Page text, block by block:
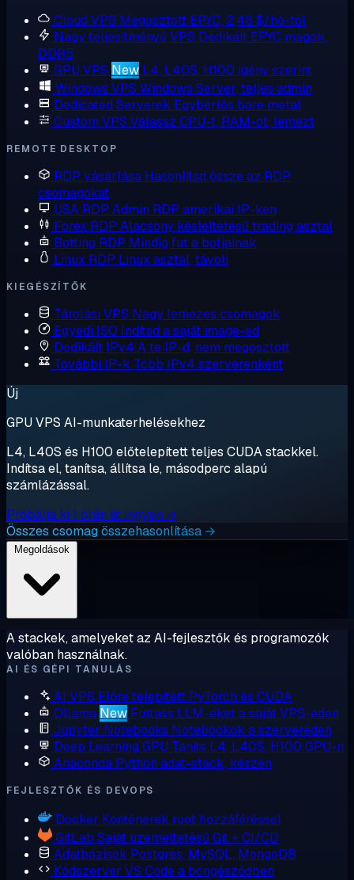
Cloud VPS Megosztott EPYC, 2,48 $/hó-tól
Nagy teljesítményű VPS Dedikált EPYC magok,
DDR5
GPU VPS New L4, L40S, H100 igény szerint
Windows VPS Windows Server, teljes admin
Dedicated Serverek Egybérlős bare metal
Custom VPS Válassz CPU-t, RAM-ot, lemezt
REMOTE DESKTOP
RDP vásárlása Hasonlítsd össze az RDP
csomagokat
USA RDP Admin RDP amerikai IP-ken
Forex RDP Alacsony késleltetésű trading asztal
Botting RDP Mindig fut a botjainak
Linux RDP Linux asztal, távoli
KIEGÉSZÍTŐK
Tárolási VPS Nagy lemezes csomagok
Egyedi ISO Indítsd a saját image-ed
Dedikált IPv4 A te IP-d, nem megosztott
További IP-k Több IPv4 szerverenként
Új
GPU VPS AI-munkaterhelésekhez
L4, L40S és H100 előtelepített teljes CUDA stackkel.
Indítsa el, tanítsa, állítsa le, másodperc alapú
számlázással.
Próbálja ki 1 órán át ingyen →
Összes csomag összehasonlítása →
A stackek, amelyeket az AI-fejlesztők és programozók
valóban használnak.
AI ÉS GÉPI TANULÁS
AI VPS Előre telepített PyTorch és CUDA
Ollama New Futtass LLM-eket a saját VPS-eden
Jupyter Notebooks Notebookok a szervereden
Deep Learning GPU Taníts L4, L40S, H100 GPU-n
Anaconda Python adat-stack, készen
FEJLESZTŐK ÉS DEVOPS
Docker Konténerek root hozzáféréssel
GitLab Saját üzemeltetésű Git + CI/CD
Adatbázisok Postgres, MySQL, MongoDB
Kódszerver VS Code a böngésződben